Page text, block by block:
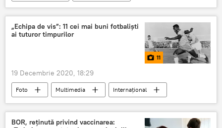
DIASPORĂ
Restricții
COVID-19
Londra
Anglia
„Echipa de vis”: 11 cei mai buni fotbaliști
ai tuturor timpurilor
11
19 Decembrie 2020, 18:29
Foto Multimedia
Internaţional
Fotbal
Fotbalist
BOR, reţinută privind vaccinarea: